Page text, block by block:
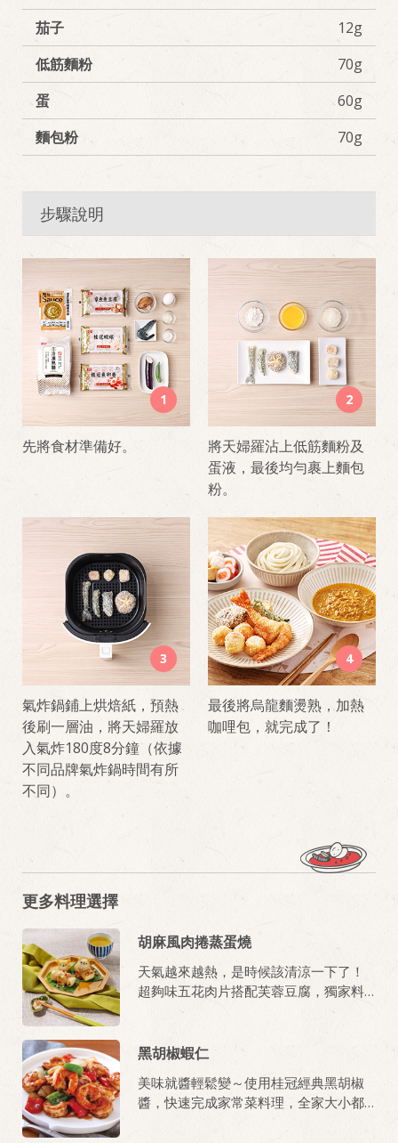
茄子
12g
低筋麵粉
70g
蛋
60g
麵包粉
70g
步驟說明
1
先將食材準備好。
2
將天婦羅沾上低筋麵粉及
蛋液，最後均勻裹上麵包
粉。
3
氣炸鍋鋪上烘焙紙，預熱
後刷一層油，將天婦羅放
入氣炸180度8分鐘（依據
不同品牌氣炸鍋時間有所
不同）。
4
最後將烏龍麵燙熟，加熱
咖哩包，就完成了！
更多料理選擇
胡麻風肉捲蒸蛋燒
天氣越來越熱，是時候該清涼一下了！
超夠味五花肉片搭配芙蓉豆腐，獨家料
理你非試不可！
黑胡椒蝦仁
美味就醬輕鬆變～使用桂冠經典黑胡椒
醬，快速完成家常菜料理，全家大小都